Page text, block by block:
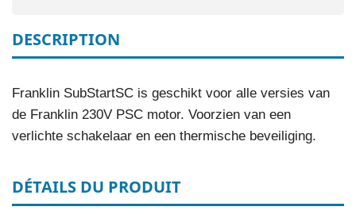
DESCRIPTION
Franklin SubStartSC is geschikt voor alle versies van
de Franklin 230V PSC motor. Voorzien van een
verlichte schakelaar en een thermische beveiliging.
DÉTAILS DU PRODUIT